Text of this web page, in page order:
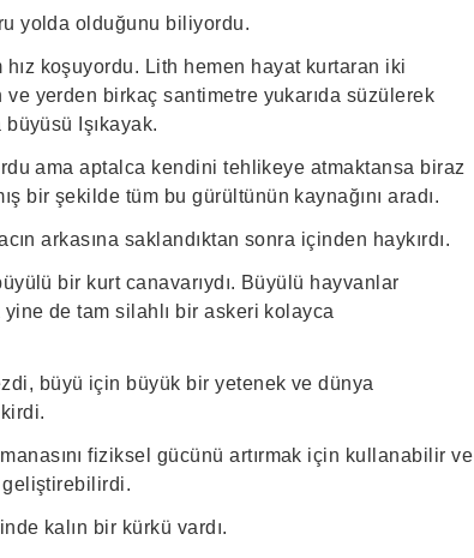
yolda olduğunu biliyordu.
koşuyordu. Lith hemen hayat kurtaran iki
yerden birkaç santimetre yukarıda süzülerek
Işıkayak.
ama aptalca kendini tehlikeye atmaktansa biraz
bir şekilde tüm bu gürültünün kaynağını aradı.
arkasına saklandıktan sonra içinden haykırdı.
bir kurt canavarıydı. Büyülü hayvanlar
yine de tam silahlı bir askeri kolayca
büyü için büyük bir yetenek ve dünya
fiziksel gücünü artırmak için kullanabilir ve
geliştirebilirdi.
kalın bir kürkü vardı.